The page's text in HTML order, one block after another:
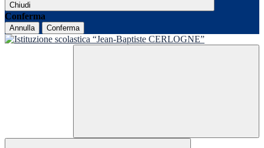
Chiudi
Conferma
Annulla Conferma